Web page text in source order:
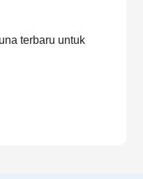
terbaru untuk